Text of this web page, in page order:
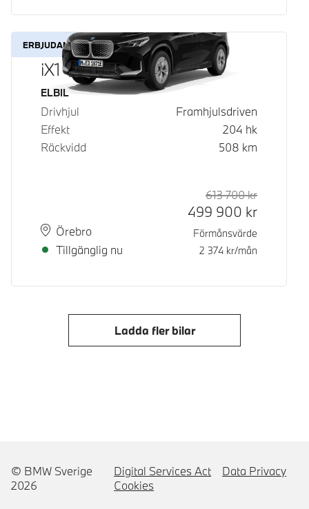
ERBJUDANDE
iX1 eDrive20
Bränsle
ELBIL
Drivhjul
Framhjulsdriven
Effekt
204 hk
Räckvidd
508 km
PlatsÖrebro
Leveranstid
Tillgänglig nu
Rek. ord
613 700kr
499 900 kr
Förmånsvärde
2 374 kr/mån
Ladda fler bilar
© BMW Sverige
2026
Digital Services Act
Data Privacy
Cookies